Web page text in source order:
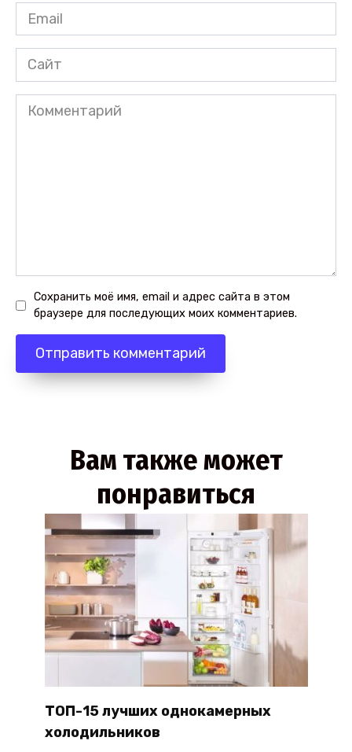
Email
*
Сайт
Комментарий
Сохранить моё имя, email и адрес сайта в этом
браузере для последующих моих комментариев.
Вам также может
понравиться
ТОП-15 лучших однокамерных
холодильников